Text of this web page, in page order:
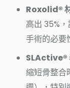
Roxolid®
高出 35%
手術的必要
SLActive®
縮短骨整